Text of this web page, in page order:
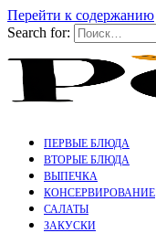
Перейти к содержанию
Search for:
ПЕРВЫЕ БЛЮДА
ВТОРЫЕ БЛЮДА
ВЫПЕЧКА
КОНСЕРВИРОВАНИЕ
САЛАТЫ
ЗАКУСКИ